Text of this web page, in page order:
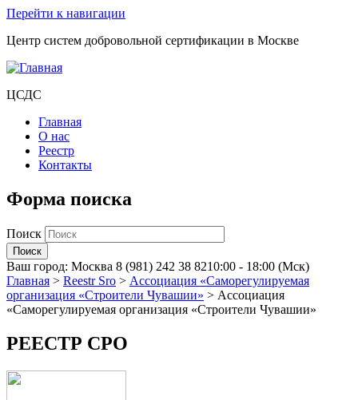
Перейти к навигации
Центр систем добровольной сертификации в Москве
ЦСДС
Главная
О нас
Реестр
Контакты
Форма поиска
Поиск
Ваш город: Москва 8 (981) 242 38 8210:00 - 18:00 (Мск)
Главная > Reestr Sro > Ассоциация «Саморегулируемая
организация «Строители Чувашии» > Ассоциация
«Саморегулируемая организация «Строители Чувашии»
РЕЕСТР СРО